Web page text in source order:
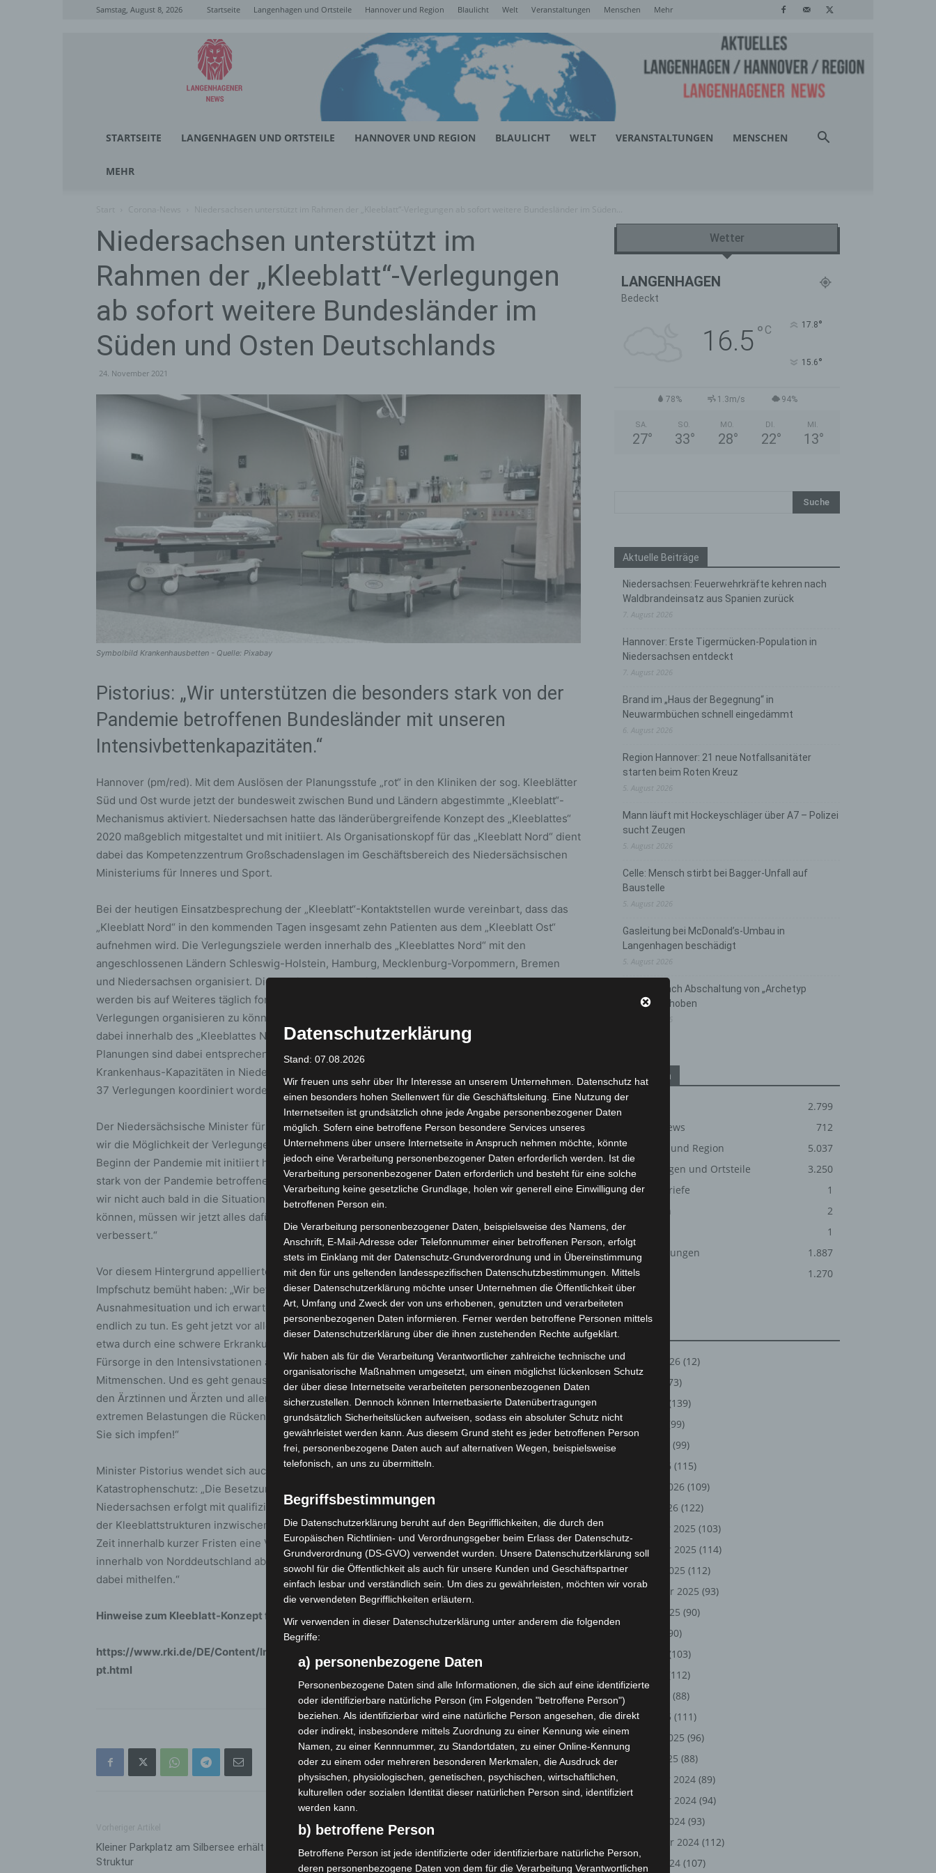
Samstag, August 8, 2026 Startseite Langenhagen und Ortsteile Hannover und Region Blaulicht Welt Veranstaltungen Menschen Mehr
Langenhagener
News
STARTSEITE LANGENHAGEN UND ORTSTEILE HANNOVER UND REGION BLAULICHT WELT VERANSTALTUNGEN MENSCHEN
MEHR
Niedersachsen unterstützt im
Rahmen der „Kleeblatt“-Verlegungen
ab sofort weitere Bundesländer im
Süden und Osten Deutschlands
24. November 2021
Symbolbild Krankenhausbetten - Quelle: Pixabay
Pistorius: „Wir unterstützen die besonders stark von der
Pandemie betroffenen Bundesländer mit unseren
Intensivbettenkapazitäten.“
Hannover (pm/red). Mit dem Auslösen der Planungsstufe „rot“ in den Kliniken der sog. Kleeblätter
Süd und Ost wurde jetzt der bundesweit zwischen Bund und Ländern abgestimmte „Kleeblatt“-
Mechanismus aktiviert. Niedersachsen hatte das länderübergreifende Konzept des „Kleeblattes“
2020 maßgeblich mitgestaltet und mit initiiert. Als Organisationskopf für das „Kleeblatt Nord“ dient
dabei das Kompetenzzentrum Großschadenslagen im Geschäftsbereich des Niedersächsischen
Ministeriums für Inneres und Sport.
Bei der heutigen Einsatzbesprechung der „Kleeblatt“-Kontaktstellen wurde vereinbart, dass das
„Kleeblatt Nord“ in den kommenden Tagen insgesamt zehn Patienten aus dem „Kleeblatt Ost“
aufnehmen wird. Die Verlegungsziele werden innerhalb des „Kleeblattes Nord“ mit den
angeschlossenen Ländern Schleswig-Holstein, Hamburg, Mecklenburg-Vorpommern, Bremen
und Niedersachsen organisiert. Die Abstimmungen zwischen den „Kleeblatt“-Kontaktstellen
werden bis auf Weiteres täglich fortgeführt, um ggf. weitere erforderliche länderübergreifende
Verlegungen organisieren zu können. Das Kompetenzzentrum des Innenministeriums nimmt
dabei innerhalb des „Kleeblattes Nords“ eine Vermittlerrolle ein. Wichtigste Ressource für diese
Planungen sind dabei entsprechende Datenbanken, die einen täglichen Überblick der
Krankenhaus-Kapazitäten in Niedersachsen liefern. Seit Dezember 2020 sind auf diesem Wege
37 Verlegungen koordiniert worden.
Der Niedersächsische Minister für Inneres und Sport, Boris Pistorius, sagt: „Es war wichtig, dass
wir die Möglichkeit der Verlegungen von auf Intensivbetreuung angewiesene Patienten schon zu
Beginn der Pandemie mit initiiert haben. Wir unterstützen auf dieser Grundlage die besonders
stark von der Pandemie betroffenen Bundesländer mit unseren Intensivbettenkapazitäten. Damit
wir nicht auch bald in die Situation kommen, keine weiteren Patienten mehr aufnehmen zu
können, müssen wir jetzt alles dafür tun, damit sich die Situation so schnell wie möglich
verbessert.“
Vor diesem Hintergrund appellierte Minister Pistorius an alle, die sich bisher nicht um einen
Impfschutz bemüht haben: „Wir befinden uns in einer absoluten und historischen
Ausnahmesituation und ich erwarte von all denen, die sich bisher nicht impfen lassen haben, das
endlich zu tun. Es geht jetzt vor allem um Solidarität all denjenigen gegenüber, die unverschuldet
etwa durch eine schwere Erkrankung oder einen Verkehrsunfall auf ein Intensivbett und ärztliche
Fürsorge in den Intensivstationen angewiesen sind. Es geht jetzt auch um unsere älteren
Mitmenschen. Und es geht genauso um Solidarität gegenüber den Pflegerinnen und Pflegern,
den Ärztinnen und Ärzten und allen anderen Berufsgruppen, die uns seit fast zwei Jahren unter
extremen Belastungen die Rücken freihalten. Darum fordere ich mit Nachdruck dazu auf: Lassen
Sie sich impfen!“
Minister Pistorius wendet sich auch an die Mitarbeiterinnen und Mitarbeiter aus dem
Katastrophenschutz: „Die Besetzung der bundeslandübergreifenden Steuerungszentrale in
Niedersachsen erfolgt mit qualifiziertem und erfahrenem Personal, das in den Einsatzabläufen
der Kleeblattstrukturen inzwischen exzellent trainiert ist. Damit stellen wir sicher, dass zu jeder
Zeit innerhalb kurzer Fristen eine Verlegungsanfrage eines anderen Kleeblattes oder Bedarfe
innerhalb von Norddeutschland abgearbeitet werden können. Ich danke allen Mitarbeitenden, die
dabei mithelfen.“
Hinweise zum Kleeblatt-Konzept finden Sie hier:
https://www.rki.de/DE/Content/InfAZ/N/Neuartiges_Coronavirus/COVRIIN_Dok/Kleeblattkonze
pt.html
Kleiner Parkplatz am Silbersee erhält neue
Struktur
Erfolgreicher Schlag der Hildesheimer Polizei
gegen Impfpassfälscher – Durchsuchungen in
Wetter
LANGENHAGEN
Bedeckt
16.5° C 17.8°
15.6°
78% 1.3m/s 94%
SA.
27°
SO.
33°
MO.
28°
DI.
22°
MI.
13°
Aktuelle Beiträge
Niedersachsen: Feuerwehrkräfte kehren nach
Waldbrandeinsatz aus Spanien zurück
7. August 2026
Hannover: Erste Tigermücken-Population in
Niedersachsen entdeckt
7. August 2026
Brand im „Haus der Begegnung“ in
Neuwarmbüchen schnell eingedämmt
6. August 2026
Region Hannover: 21 neue Notfallsanitäter
starten beim Roten Kreuz
5. August 2026
Mann läuft mit Hockeyschläger über A7 – Polizei
sucht Zeugen
5. August 2026
Celle: Mensch stirbt bei Bagger-Unfall auf
Baustelle
5. August 2026
Gasleitung bei McDonald’s-Umbau in
Langenhagen beschädigt
5. August 2026
Anklage nach Abschaltung von „Archetyp
Market“ erhoben
Kategorien
2.799
Corona-News
712
Hannover und Region
5.037
Langenhagen und Ortsteile
3.250
Leserbriefe
1
Menschen
2
Über uns
1
Veranstaltungen
1.887
Welt
1.270
August 2026 (12)
(73)
(139)
(99)
(99)
März 2026 (115)
Februar 2026 (109)
Januar 2026 (122)
Dezember 2025 (103)
November 2025 (114)
Oktober 2025 (112)
September 2025 (93)
August 2025 (90)
(90)
(103)
(112)
April 2025
(88)
März 2025 (111)
Februar 2025 (96)
Januar 2025 (88)
Dezember 2024 (89)
November 2024 (94)
Oktober 2024 (93)
September 2024 (112)
August 2024 (107)
Datenschutzerklärung
Stand: 07.08.2026
Wir freuen uns sehr über Ihr Interesse an unserem Unternehmen. Datenschutz hat
einen besonders hohen Stellenwert für die Geschäftsleitung. Eine Nutzung der
Internetseiten ist grundsätzlich ohne jede Angabe personenbezogener Daten
möglich. Sofern eine betroffene Person besondere Services unseres
Unternehmens über unsere Internetseite in Anspruch nehmen möchte, könnte
jedoch eine Verarbeitung personenbezogener Daten erforderlich werden. Ist die
Verarbeitung personenbezogener Daten erforderlich und besteht für eine solche
Verarbeitung keine gesetzliche Grundlage, holen wir generell eine Einwilligung der
betroffenen Person ein.
Die Verarbeitung personenbezogener Daten, beispielsweise des Namens, der
Anschrift, E-Mail-Adresse oder Telefonnummer einer betroffenen Person, erfolgt
stets im Einklang mit der Datenschutz-Grundverordnung und in Übereinstimmung
mit den für uns geltenden landesspezifischen Datenschutzbestimmungen. Mittels
dieser Datenschutzerklärung möchte unser Unternehmen die Öffentlichkeit über
Art, Umfang und Zweck der von uns erhobenen, genutzten und verarbeiteten
personenbezogenen Daten informieren. Ferner werden betroffene Personen mittels
dieser Datenschutzerklärung über die ihnen zustehenden Rechte aufgeklärt.
Wir haben als für die Verarbeitung Verantwortlicher zahlreiche technische und
organisatorische Maßnahmen umgesetzt, um einen möglichst lückenlosen Schutz
der über diese Internetseite verarbeiteten personenbezogenen Daten
sicherzustellen. Dennoch können Internetbasierte Datenübertragungen
grundsätzlich Sicherheitslücken aufweisen, sodass ein absoluter Schutz nicht
gewährleistet werden kann. Aus diesem Grund steht es jeder betroffenen Person
frei, personenbezogene Daten auch auf alternativen Wegen, beispielsweise
telefonisch, an uns zu übermitteln.
Begriffsbestimmungen
Die Datenschutzerklärung beruht auf den Begrifflichkeiten, die durch den
Europäischen Richtlinien- und Verordnungsgeber beim Erlass der Datenschutz-
Grundverordnung (DS-GVO) verwendet wurden. Unsere Datenschutzerklärung soll
sowohl für die Öffentlichkeit als auch für unsere Kunden und Geschäftspartner
einfach lesbar und verständlich sein. Um dies zu gewährleisten, möchten wir vorab
die verwendeten Begrifflichkeiten erläutern.
Wir verwenden in dieser Datenschutzerklärung unter anderem die folgenden
Begriffe:
a) personenbezogene Daten
Personenbezogene Daten sind alle Informationen, die sich auf eine identifizierte
oder identifizierbare natürliche Person (im Folgenden "betroffene Person")
beziehen. Als identifizierbar wird eine natürliche Person angesehen, die direkt
oder indirekt, insbesondere mittels Zuordnung zu einer Kennung wie einem
Namen, zu einer Kennnummer, zu Standortdaten, zu einer Online-Kennung
oder zu einem oder mehreren besonderen Merkmalen, die Ausdruck der
physischen, physiologischen, genetischen, psychischen, wirtschaftlichen,
kulturellen oder sozialen Identität dieser natürlichen Person sind, identifiziert
werden kann.
b) betroffene Person
Betroffene Person ist jede identifizierte oder identifizierbare natürliche Person,
deren personenbezogene Daten von dem für die Verarbeitung Verantwortlichen